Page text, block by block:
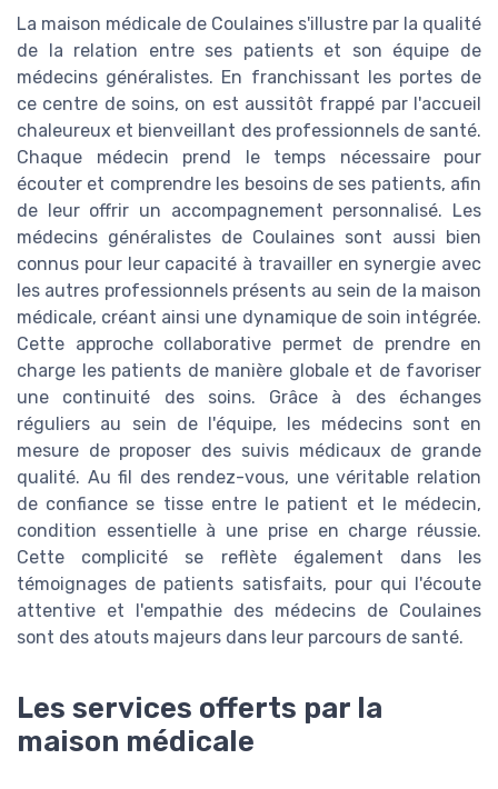
La maison médicale de Coulaines s'illustre par la qualité
de la relation entre ses patients et son équipe de
médecins généralistes. En franchissant les portes de
ce centre de soins, on est aussitôt frappé par l'accueil
chaleureux et bienveillant des professionnels de santé.
Chaque médecin prend le temps nécessaire pour
écouter et comprendre les besoins de ses patients, afin
de leur offrir un accompagnement personnalisé. Les
médecins généralistes de Coulaines sont aussi bien
connus pour leur capacité à travailler en synergie avec
les autres professionnels présents au sein de la maison
médicale, créant ainsi une dynamique de soin intégrée.
Cette approche collaborative permet de prendre en
charge les patients de manière globale et de favoriser
une continuité des soins. Grâce à des échanges
réguliers au sein de l'équipe, les médecins sont en
mesure de proposer des suivis médicaux de grande
qualité. Au fil des rendez-vous, une véritable relation
de confiance se tisse entre le patient et le médecin,
condition essentielle à une prise en charge réussie.
Cette complicité se reflète également dans les
témoignages de patients satisfaits, pour qui l'écoute
attentive et l'empathie des médecins de Coulaines
sont des atouts majeurs dans leur parcours de santé.
Les services offerts par la
maison médicale